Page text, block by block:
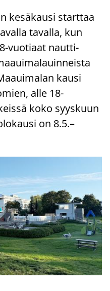
ke­sä­kausi start­taa
ta­val­la, kun
​vuotiaat naut­ti­
kausi
alle 18-​
koko syys­kuun
on 8.5.–